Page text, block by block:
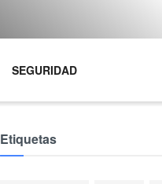
SEGURIDAD
Etiquetas